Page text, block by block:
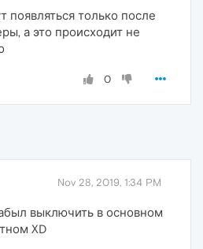
появляться только после
а это происходит не
0
Nov 28, 2019, 1:34 PM
выключить в основном
XD